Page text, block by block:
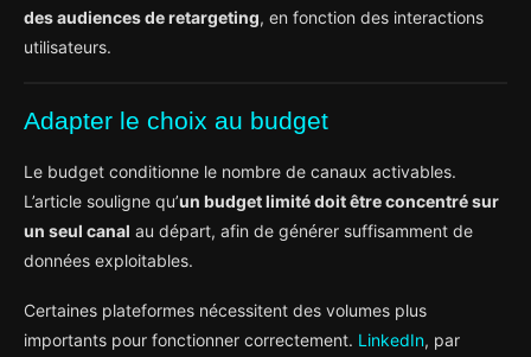
des audiences de retargeting, en fonction des interactions
utilisateurs.
Adapter le choix au budget
Le budget conditionne le nombre de canaux activables.
L’article souligne qu’un budget limité doit être concentré sur
un seul canal au départ, afin de générer suffisamment de
données exploitables.
Certaines plateformes nécessitent des volumes plus
importants pour fonctionner correctement. LinkedIn, par